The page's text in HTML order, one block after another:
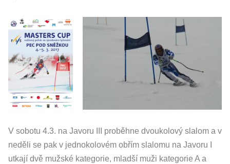
V sobotu 4.3. na Javoru III proběhne dvoukolový slalom a v
neděli se pak v jednokolovém obřím slalomu na Javoru I
utkají dvě mužské kategorie, mladší muži kategorie A a